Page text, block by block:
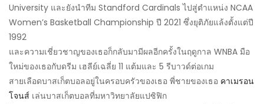
University และยังนำทีม Standford Cardinals ไปสู่ตำแหน่ง NCAA
Women’s Basketball Championship ปี 2021 ซึ่งยุติภัยแล้งตั้งแต่ปี
1992
และความเชี่ยวชาญของเธอก็กลับมามีผลอีกครั้งในฤดูกาล WNBA มือ
ใหม่ของเธอกับดรีม เฮลีย์เฉลี่ย 11 แต้มและ 5 รีบาวด์ต่อเกม
สายเลือดบาสเก็ตบอลอยู่ในครอบครัวของเธอ พี่ชายของเธอ คาเมรอน
โจนส์ เล่นบาสเก็ตบอลที่มหาวิทยาลัยแปซิฟิก